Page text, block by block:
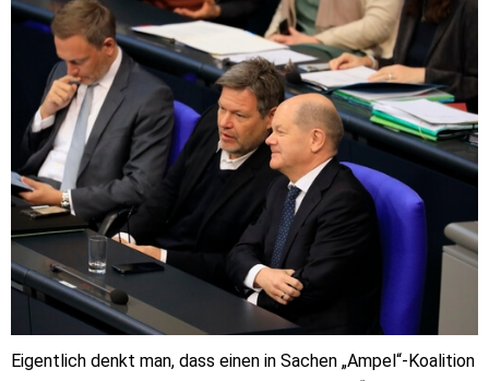
Eigentlich denkt man, dass einen in Sachen „Ampel“-Koalition